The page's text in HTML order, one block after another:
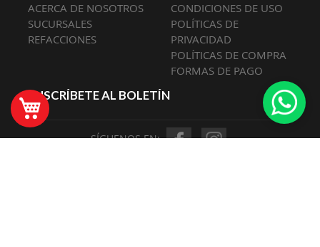
Mi Carrito
ACERCA DE NOSOTROS
SUCURSALES
REFACCIONES
CONDICIONES DE USO
POLÍTICAS DE
PRIVACIDAD
POLÍTICAS DE COMPRA
FORMAS DE PAGO
SUSCRÍBETE AL BOLETÍN
SÍGUENOS EN: